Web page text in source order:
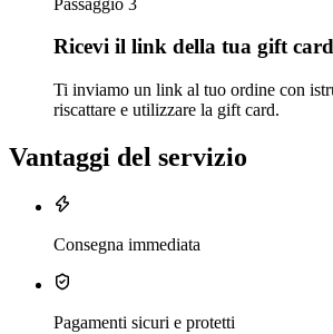
Ricevi il link della tua gift card
Ti inviamo un link al tuo ordine con
riscattare e utilizzare la gift card.
Vantaggi del servizio
Consegna immediata
Pagamenti sicuri e protetti